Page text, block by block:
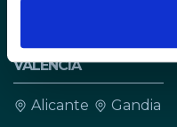
ALICANTE Y
VALENCIA
Alicante
Gandia